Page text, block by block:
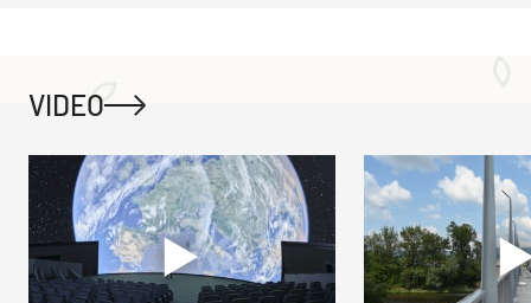
VIDEO